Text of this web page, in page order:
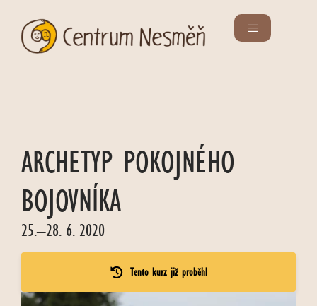
ARCHETYP POKOJNÉHO
BOJOVNÍKA
25.–28. 6. 2020
Tento kurz již proběhl